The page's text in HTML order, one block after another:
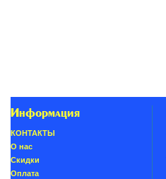
Информация
КОНТАКТЫ
О нас
Скидки
Oплатa